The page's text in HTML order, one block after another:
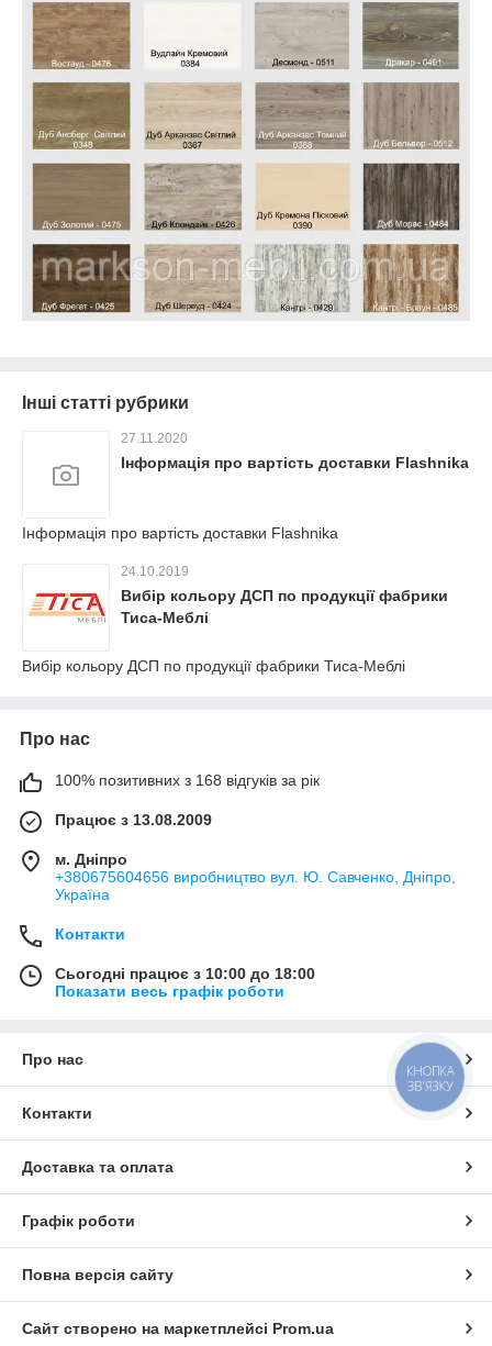
Інші статті рубрики
27.11.2020
Інформація про вартість доставки Flashnika
Інформація про вартість доставки Flashnika
24.10.2019
Вибір кольору ДСП по продукції фабрики
Тиса-Меблі
Вибір кольору ДСП по продукції фабрики Тиса-Меблі
Про нас
100% позитивних з 168 відгуків за рік
Працює з 13.08.2009
м. Дніпро
+380675604656 виробництво вул. Ю. Савченко, Дніпро,
Україна
Контакти
Сьогодні працює з 10:00 до 18:00
Показати весь графік роботи
Про нас
Контакти
Доставка та оплата
Графік роботи
Повна версія сайту
Сайт створено на маркетплейсі Prom.ua
КНОПКА
ЗВ'ЯЗКУ